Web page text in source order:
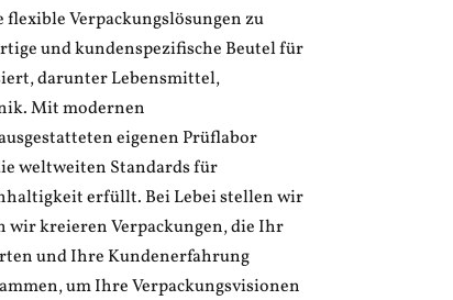
Verpackungslösungen zu
und kundenspezifische Beutel für
darunter Lebensmittel,
Mit modernen
eigenen Prüflabor
weltweiten Standards für
erfüllt. Bei Lebei stellen wir
wir kreieren Verpackungen, die Ihr
und Ihre Kundenerfahrung
um Ihre Verpackungsvisionen